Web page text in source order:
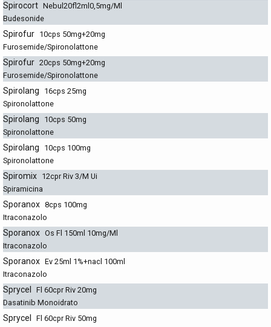
Spirocort Nebul20fl2ml0,5mg/Ml
Budesonide
Spirofur 10cps 50mg+20mg
Furosemide/Spironolattone
Spirofur 20cps 50mg+20mg
Furosemide/Spironolattone
Spirolang
16cps 25mg
Spironolattone
Spirolang
10cps 50mg
Spironolattone
Spirolang
10cps 100mg
Spironolattone
Spiromix 12cpr Riv 3/M Ui
Spiramicina
Sporanox 8cps 100mg
Itraconazolo
Sporanox Os Fl 150ml 10mg/Ml
Itraconazolo
Sporanox Ev 25ml 1%+nacl 100ml
Itraconazolo
Sprycel
Fl 60cpr Riv 20mg
Dasatinib Monoidrato
Sprycel
Fl 60cpr Riv 50mg